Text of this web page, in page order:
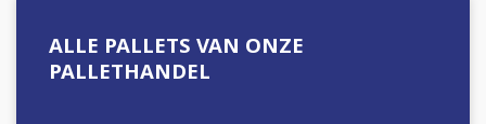
ALLE PALLETS VAN ONZE
PALLETHANDEL